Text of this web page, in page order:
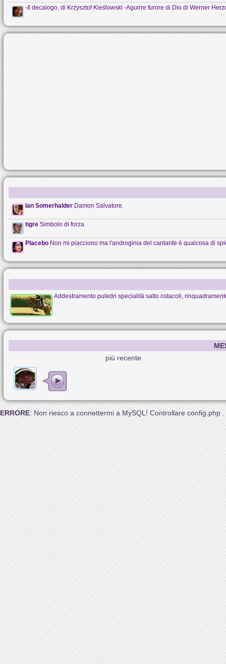
-Il decalogo, di Krzysztof Kieślowski -Aguirre furore di Dio di Werner
Ian Somerhalder Damon Salvatore.
tigre Simbolo di forza
Placebo Non mi piacciono ma l'androginia del cantante è qualcosa di
Addestramento puledri specialità salto ostacoli,
più recente
ERRORE: Non riesco a connettermi a MySQL! Controllare config.php .